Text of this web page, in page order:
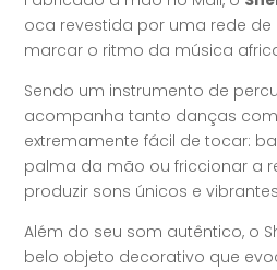
oca revestida por uma rede
marcar o ritmo da música
Sendo um instrumento de
acompanha tanto danças
extremamente fácil de tocar:
palma da mão ou friccionar a
produzir sons únicos e
Além do seu som autêntico, o
belo objeto decorativo que